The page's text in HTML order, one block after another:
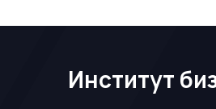
Институт